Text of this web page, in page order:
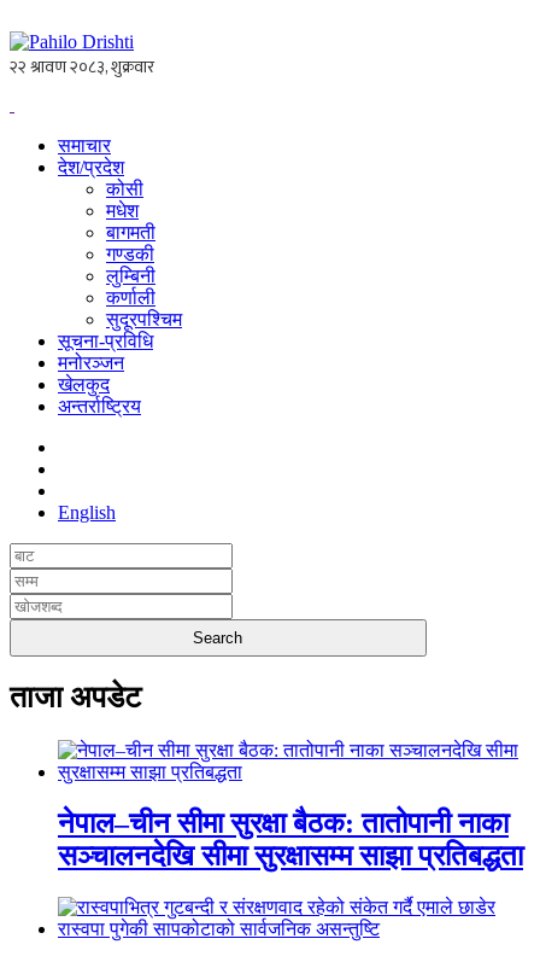
समाचार
देश/प्रदेश
कोसी
मधेश
बागमती
गण्डकी
लुम्बिनी
कर्णाली
सुदूरपश्चिम
सूचना-प्रविधि
मनोरञ्जन
खेलकुद
अन्तर्राष्ट्रिय
English
ताजा अपडेट
नेपाल–चीन सीमा सुरक्षा बैठक: तातोपानी नाका
सञ्चालनदेखि सीमा सुरक्षासम्म साझा प्रतिबद्धता